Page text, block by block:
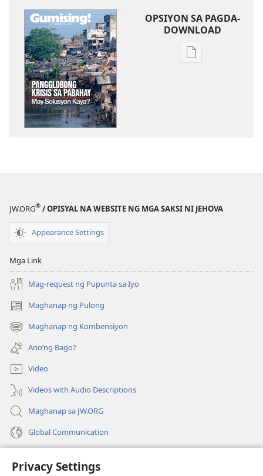
Privacy Settings
OPSIYON SA PAGDA-
DOWNLOAD
Opsiyon
JW.ORG® / OPISYAL NA WEBSITE NG MGA SAKSI NI JEHOVA
Appearance Settings
Mga Link
Mag-request ng Pupunta sa Iyo
Maghanap ng Pulong
(may
bubukas
na
bagong
window)
Maghanap ng Kombensiyon
(may
bubukas
na
bagong
window)
Ano’ng Bago?
Video
Videos with Audio Descriptions
Maghanap sa JW.ORG
Global Communication